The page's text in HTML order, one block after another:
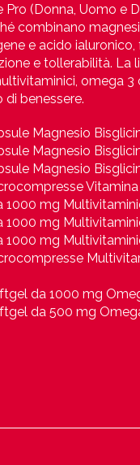
Pro (Donna, Uomo e
combinano
e acido ialuronico,
e tollerabilità. La
omega 3
benessere.
Magnesio
Magnesio
Magnesio
Vitamina
1000 mg
mg
1000 mg
da 1000 mg
da 500 mg